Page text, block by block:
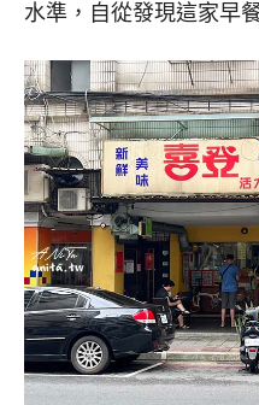
水準，自從發現這家早